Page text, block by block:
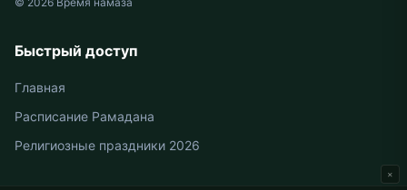
×
Быстрый доступ
Главная
Расписание Рамадана
Религиозные праздники 2026